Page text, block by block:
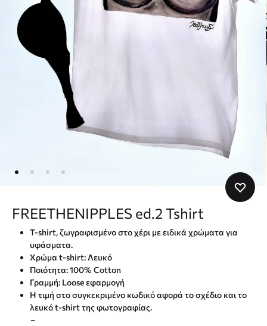
FREETHENIPPLES ed.2 Tshirt
T-shirt, ζωγραφισμένo στο χέρι με ειδικά χρώματα για
υφάσματα.
Χρώμα t-shirt: Λευκό
Ποιότητα: 100% Cotton
Γραμμή: Loose εφαρμογή
Η τιμή στο συγκεκριμένο κωδικό αφορά το σχέδιο και το
λευκό t-shirt της φωτογραφίας.
–